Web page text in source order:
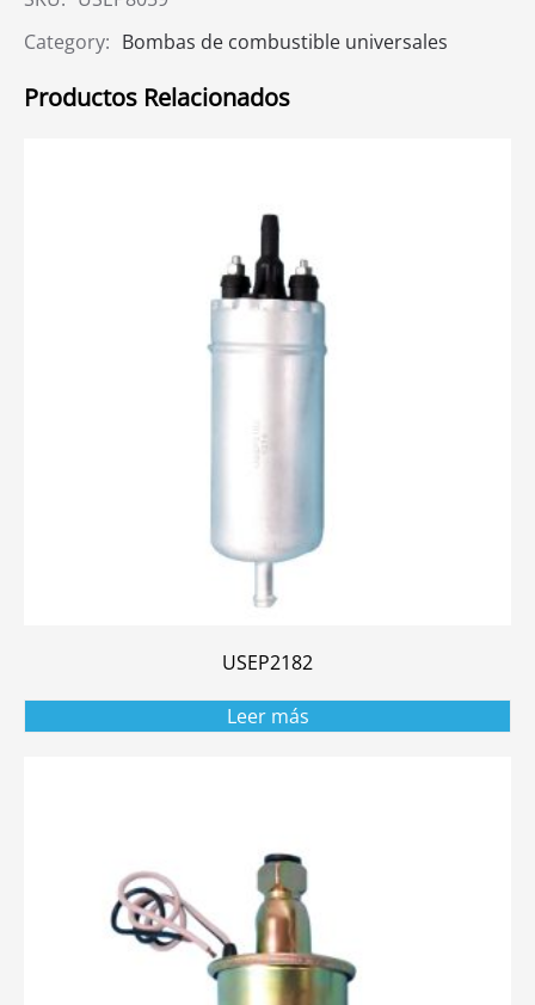
Category: Bombas de combustible universales
Productos Relacionados
USEP2182
Leer más